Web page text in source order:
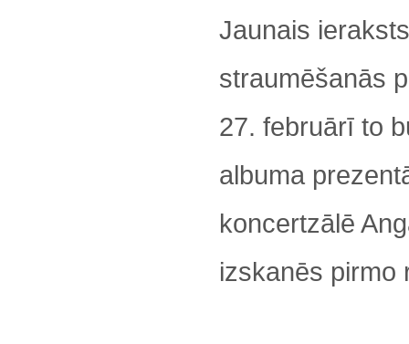
Jaunais
straumēšanās
27. februārī to
albuma
koncertzālē
izskanēs pirmo